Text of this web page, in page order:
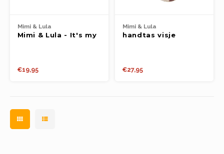
Mimi & Lula
Mimi & Lula - It's my
€19,95
Mimi & Lula
handtas visje
€27,95